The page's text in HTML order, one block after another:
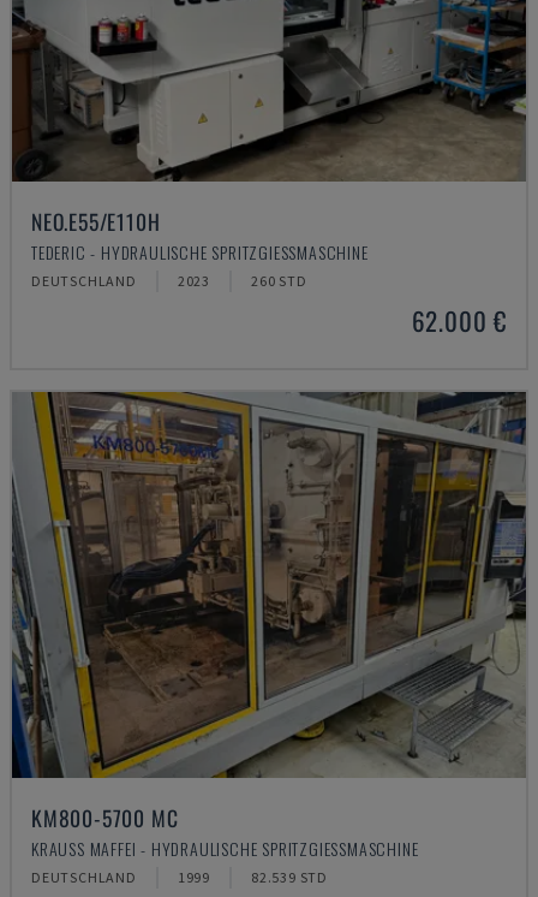
NEO.E55/E110H
TEDERIC - HYDRAULISCHE SPRITZGIESSMASCHINE
DEUTSCHLAND 2023 260 STD
62.000 €
KM800-5700 MC
KRAUSS MAFFEI - HYDRAULISCHE SPRITZGIESSMASCHINE
DEUTSCHLAND 1999 82.539 STD